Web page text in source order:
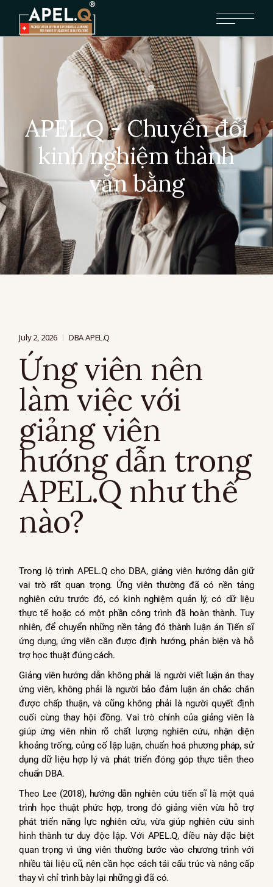
APEL.Q - Chuyển đổi
kinh nghiệm thành
văn bằng
July 2, 2026 DBA APEL.Q
Ứng viên nên
làm việc với
giảng viên
hướng dẫn trong
APEL.Q như thế
nào?
Trong lộ trình APEL.Q cho DBA, giảng viên hướng dẫn giữ
vai trò rất quan trọng. Ứng viên thường đã có nền tảng
nghiên cứu trước đó, có kinh nghiệm quản lý, có dữ liệu
thực tế hoặc có một phần công trình đã hoàn thành. Tuy
nhiên, để chuyển những nền tảng đó thành luận án Tiến sĩ
ứng dụng, ứng viên cần được định hướng, phản biện và hỗ
trợ học thuật đúng cách.
Giảng viên hướng dẫn không phải là người viết luận án thay
ứng viên, không phải là người bảo đảm luận án chắc chắn
được chấp thuận, và cũng không phải là người quyết định
cuối cùng thay hội đồng. Vai trò chính của giảng viên là
giúp ứng viên nhìn rõ chất lượng nghiên cứu, nhận diện
khoảng trống, củng cố lập luận, chuẩn hoá phương pháp, sử
dụng dữ liệu hợp lý và phát triển đóng góp thực tiễn theo
chuẩn DBA.
Theo Lee (2018), hướng dẫn nghiên cứu tiến sĩ là một quá
trình học thuật phức hợp, trong đó giảng viên vừa hỗ trợ
phát triển năng lực nghiên cứu, vừa giúp nghiên cứu sinh
hình thành tư duy độc lập. Với APEL.Q, điều này đặc biệt
quan trọng vì ứng viên thường bước vào chương trình với
nhiều tài liệu cũ, nên cần học cách tái cấu trúc và nâng cấp
thay vì chỉ trình bày lại những gì đã có.